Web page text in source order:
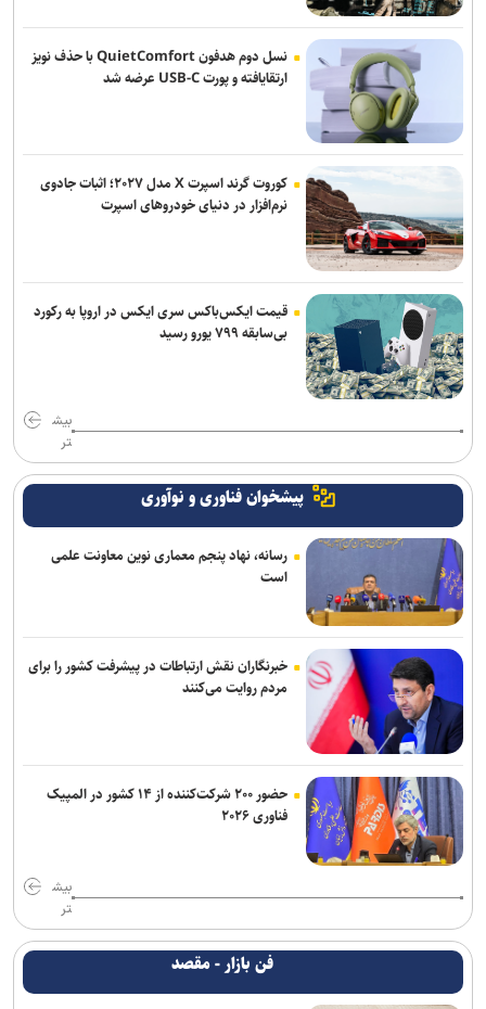
صادقی سرمربی ساپیا شد
نسل دوم هدفون QuietComfort با حذف نویز
ارتقایافته و پورت USB-C عرضه شد
کوروت گرند اسپرت X مدل ۲۰۲۷؛ اثبات جادوی
نرم‌افزار در دنیای خودروهای اسپرت
قیمت ایکس‌باکس سری ایکس در اروپا به رکورد
بی‌سابقه ۷۹۹ یورو رسید
بیش
تر
پیشخوان فناوری و نوآوری
رسانه، نهاد پنجم معماری نوین معاونت علمی
است
خبرنگاران نقش ارتباطات در پیشرفت کشور را برای
مردم روایت می‌کنند
حضور ۲۰۰ شرکت‌کننده از ۱۴ کشور در المپیک
فناوری ۲۰۲۶
بیش
تر
فن بازار - مقصد